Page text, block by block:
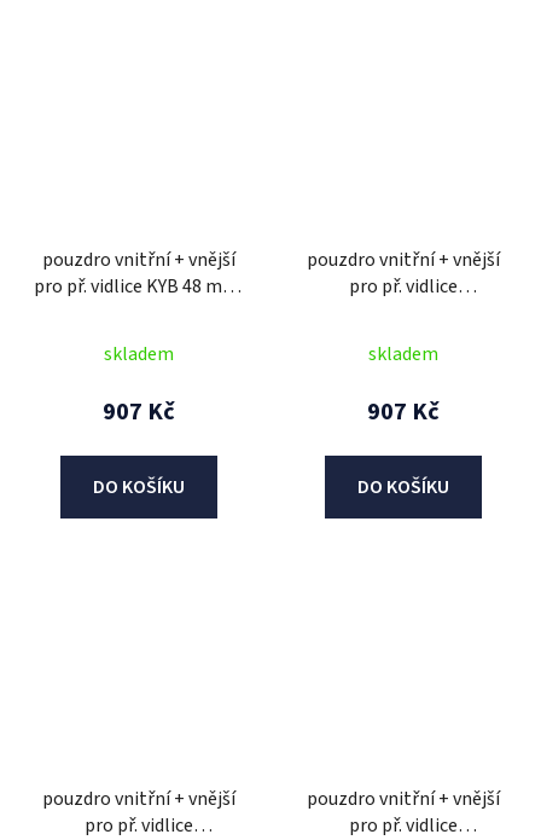
pouzdro vnitřní + vnější
pro př. vidlice KYB 48 mm,
skladem
907 Kč
DO KOŠÍKU
pouzdro vnitřní + vnější
pro př. vidlice
skladem
907 Kč
DO KOŠÍKU
pouzdro vnitřní + vnější
pro př. vidlice
pouzdro vnitřní + vnější
pro př. vidlice